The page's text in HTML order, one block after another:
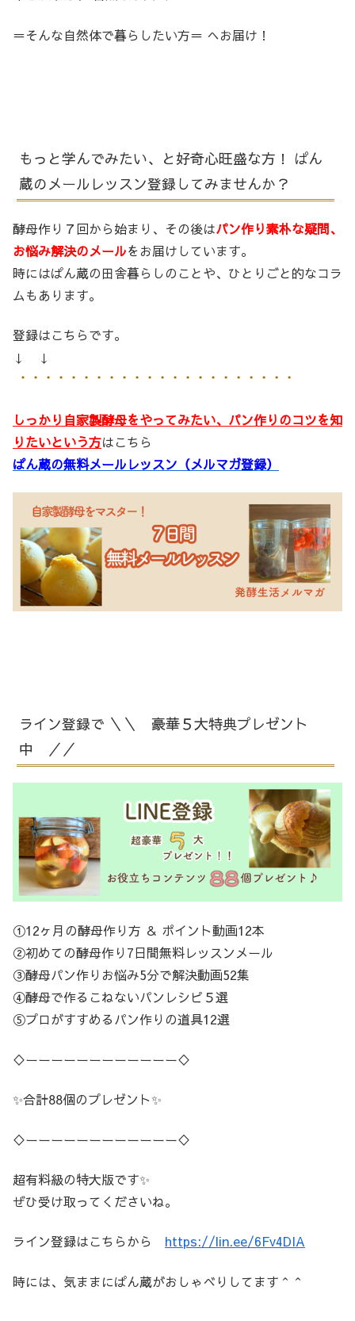
＝そんな自然体で暮らしたい方＝ へお届け！
もっと学んでみたい、と好奇心旺盛な方！ ぱん
蔵のメールレッスン登録してみませんか？
酵母作り７回から始まり、その後はパン作り素朴な疑問、
お悩み解決のメールをお届けしています。
時にはぱん蔵の田舎暮らしのことや、ひとりごと的なコラ
ムもあります。
登録はこちらです。
↓ ↓
しっかり自家製酵母をやってみたい、パン作りのコツを知
りたいという方はこちら
ぱん蔵の無料メールレッスン（メルマガ登録）
ライン登録で ＼＼ 豪華５大特典プレゼント
中 ／／
①12ヶ月の酵母作り方 ＆ ポイント動画12本
②初めての酵母作り7日間無料レッスンメール
③酵母パン作りお悩み5分で解決動画52集
④酵母で作るこねないパンレシピ５選
⑤プロがすすめるパン作りの道具12選
♢ーーーーーーーーーーーー♢
✨合計88個のプレゼント✨
♢ーーーーーーーーーーーー♢
超有料級の特大版です✨
ぜひ受け取ってくださいね。
ライン登録はこちらから https://lin.ee/6Fv4DIA
時には、気ままにぱん蔵がおしゃべりしてます＾＾